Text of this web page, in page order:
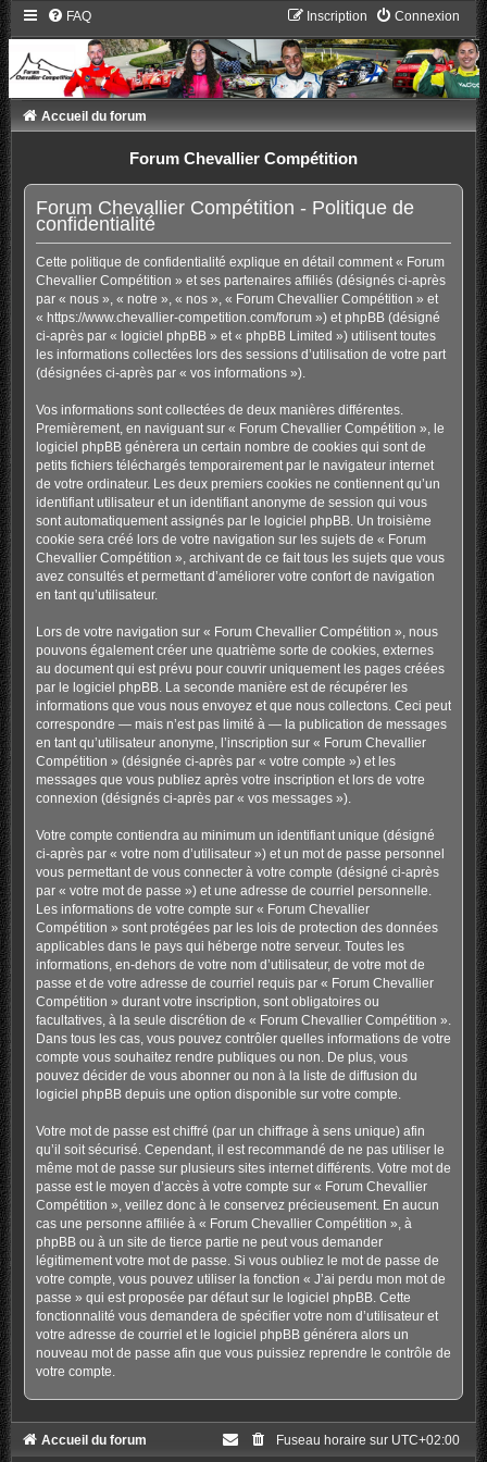
FAQ Connexion
Inscription
Accueil du forum
Forum Chevallier Compétition
Forum Chevallier Compétition - Politique de
confidentialité
Cette politique de confidentialité explique en détail comment « Forum
Chevallier Compétition » et ses partenaires affiliés (désignés ci-après
par « nous », « notre », « nos », « Forum Chevallier Compétition » et
« https://www.chevallier-competition.com/forum ») et phpBB (désigné
ci-après par « logiciel phpBB » et « phpBB Limited ») utilisent toutes
les informations collectées lors des sessions d’utilisation de votre part
(désignées ci-après par « vos informations »).
Vos informations sont collectées de deux manières différentes.
Premièrement, en naviguant sur « Forum Chevallier Compétition », le
logiciel phpBB génèrera un certain nombre de cookies qui sont de
petits fichiers téléchargés temporairement par le navigateur internet
de votre ordinateur. Les deux premiers cookies ne contiennent qu’un
identifiant utilisateur et un identifiant anonyme de session qui vous
sont automatiquement assignés par le logiciel phpBB. Un troisième
cookie sera créé lors de votre navigation sur les sujets de « Forum
Chevallier Compétition », archivant de ce fait tous les sujets que vous
avez consultés et permettant d’améliorer votre confort de navigation
en tant qu’utilisateur.
Lors de votre navigation sur « Forum Chevallier Compétition », nous
pouvons également créer une quatrième sorte de cookies, externes
au document qui est prévu pour couvrir uniquement les pages créées
par le logiciel phpBB. La seconde manière est de récupérer les
informations que vous nous envoyez et que nous collectons. Ceci peut
correspondre — mais n’est pas limité à — la publication de messages
en tant qu’utilisateur anonyme, l’inscription sur « Forum Chevallier
Compétition » (désignée ci-après par « votre compte ») et les
messages que vous publiez après votre inscription et lors de votre
connexion (désignés ci-après par « vos messages »).
Votre compte contiendra au minimum un identifiant unique (désigné
ci-après par « votre nom d’utilisateur ») et un mot de passe personnel
vous permettant de vous connecter à votre compte (désigné ci-après
par « votre mot de passe ») et une adresse de courriel personnelle.
Les informations de votre compte sur « Forum Chevallier
Compétition » sont protégées par les lois de protection des données
applicables dans le pays qui héberge notre serveur. Toutes les
informations, en-dehors de votre nom d’utilisateur, de votre mot de
passe et de votre adresse de courriel requis par « Forum Chevallier
Compétition » durant votre inscription, sont obligatoires ou
facultatives, à la seule discrétion de « Forum Chevallier Compétition ».
Dans tous les cas, vous pouvez contrôler quelles informations de votre
compte vous souhaitez rendre publiques ou non. De plus, vous
pouvez décider de vous abonner ou non à la liste de diffusion du
logiciel phpBB depuis une option disponible sur votre compte.
Votre mot de passe est chiffré (par un chiffrage à sens unique) afin
qu’il soit sécurisé. Cependant, il est recommandé de ne pas utiliser le
même mot de passe sur plusieurs sites internet différents. Votre mot de
passe est le moyen d’accès à votre compte sur « Forum Chevallier
Compétition », veillez donc à le conservez précieusement. En aucun
cas une personne affiliée à « Forum Chevallier Compétition », à
phpBB ou à un site de tierce partie ne peut vous demander
légitimement votre mot de passe. Si vous oubliez le mot de passe de
votre compte, vous pouvez utiliser la fonction « J’ai perdu mon mot de
passe » qui est proposée par défaut sur le logiciel phpBB. Cette
fonctionnalité vous demandera de spécifier votre nom d’utilisateur et
votre adresse de courriel et le logiciel phpBB générera alors un
nouveau mot de passe afin que vous puissiez reprendre le contrôle de
votre compte.
Accueil du forum Fuseau horaire sur UTC+02:00